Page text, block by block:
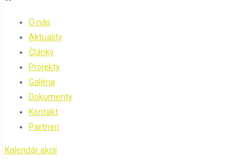
O nás
Aktuality
Články
Projekty
Galéria
Dokumenty
Kontakt
Partneri
Kalendár akcií